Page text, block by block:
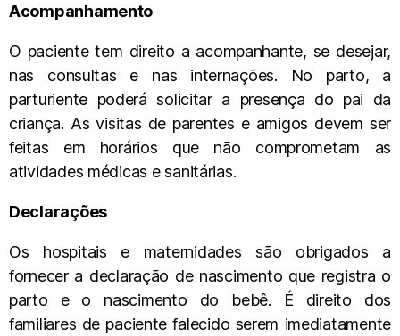
Acompanhamento
O paciente tem direito a acompanhante, se desejar,
nas consultas e nas internações. No parto, a
parturiente poderá solicitar a presença do pai da
criança. As visitas de parentes e amigos devem ser
feitas em horários que não comprometam as
atividades médicas e sanitárias.
Declarações
Os hospitais e maternidades são obrigados a
fornecer a declaração de nascimento que registra o
parto e o nascimento do bebê. É direito dos
familiares de paciente falecido serem imediatamente